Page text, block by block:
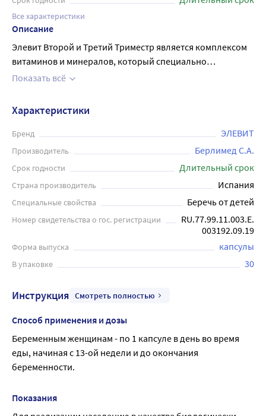
Все характеристики
Описание
Элевит Второй и Третий Триместр является комплексом
витаминов и минералов, который специально
разработан для женщин во время беременности. Он
поддерживать здоровье мамы и развитие растущего
ребенка во втором и третьем триместрах беременности.
Капсулы Элевита содержат высокие дозы фолиевой
кислоты, железа, кальция и других важных компонентов,
которые помогут предотвратить различные проблемы
связанные с недостаточным поступлением витаминов и
минералов в организм матери и плода. Элевит Второй и
Третий Триместр можно принимать на протяжении всей
беременности по рекомендации врача.
Показать всё
Характеристики
Бренд ЭЛЕВИТ
Производитель Берлимед С.А.
Срок годности Длительный срок
Страна производитель Испания
Специальные свойства Беречь от детей
Номер свидетельства о гос. регистрации
RU.77.99.11.003.Е.
003192.09.19
Форма выпуска капсулы
В упаковке 30
Инструкция Смотреть полностью
Способ применения и дозы
Беременным женщинам - по 1 капсуле в день во время
еды, начиная с 13-ой недели и до окончания
беременности.
Показания